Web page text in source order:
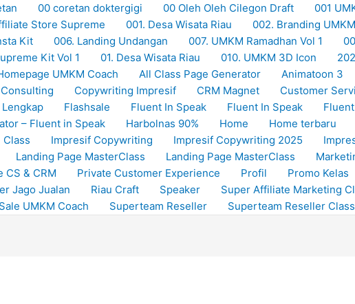
00 coretan doktergigi 00 Oleh Oleh Cilegon Draft
001
Store Supreme
001. Desa Wisata Riau
002. Branding UMKM
Kit
006. Landing Undangan 007. UMKM Ramadhan Vol 1
Kit Vol 1
01. Desa Wisata Riau 010. UMKM 3D Icon
UMKM Coach
All Class Page Generator
Animatoon 3
Copywriting Impresif CRM Magnet
Customer
Flashsale Fluent In Speak Fluent In Speak
– Fluent in Speak
Harbolnas 90% Home
Home terbaru
Class
Impresif Copywriting Impresif Copywriting 2025
Landing Page MasterClass Landing Page MasterClass
CS & CRM
Private Customer Experience Profil
Promo Kelas
Jago Jualan
Riau Craft Speaker
Super Affiliate Marketing
UMKM Coach
Superteam Reseller Superteam Reseller Class